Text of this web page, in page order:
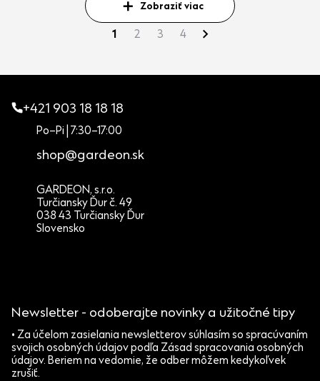
1 2 3 4
Zobraziť viac
+421 903 18 18 18
Po–Pi | 7:30–17:00
shop@gardeon.sk
GARDEON, s.r.o.
Turčiansky Ďur č. 49
038 43 Turčiansky Ďur
Slovensko
Newsletter - odoberajte novinky a užitočné tipy
• Za účelom zasielania newsletterov súhlasím so spracúvaním
svojich osobných údajov podľa Zásad spracovania osobných
údajov. Beriem na vedomie, že odber môžem kedykoľvek
zrušiť.